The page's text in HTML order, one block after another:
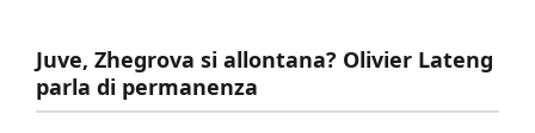
Juve, Zhegrova si allontana? Olivier Lateng
parla di permanenza